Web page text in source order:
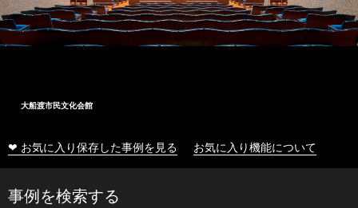
大船渡市民文化会館
❤ お気に入り保存した事例を見る お気に入り機能について
事例を検索する